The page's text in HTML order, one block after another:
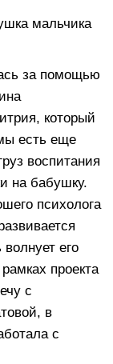
мальчика
за помощью
который
есть еще
воспитания
на бабушку.
психолога
его
проекта
с
в
с